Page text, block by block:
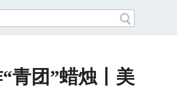
青团”蜡烛丨美